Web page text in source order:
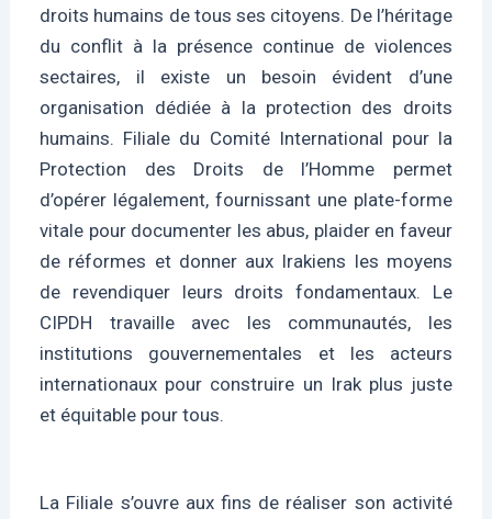
droits humains de tous ses citoyens. De l’héritage
du conflit à la présence continue de violences
sectaires, il existe un besoin évident d’une
organisation dédiée à la protection des droits
humains. Filiale du Comité International pour la
Protection des Droits de l’Homme permet
d’opérer légalement, fournissant une plate-forme
vitale pour documenter les abus, plaider en faveur
de réformes et donner aux Irakiens les moyens
de revendiquer leurs droits fondamentaux. Le
CIPDH travaille avec les communautés, les
institutions gouvernementales et les acteurs
internationaux pour construire un Irak plus juste
et équitable pour tous.
La Filiale s’ouvre aux fins de réaliser son activité